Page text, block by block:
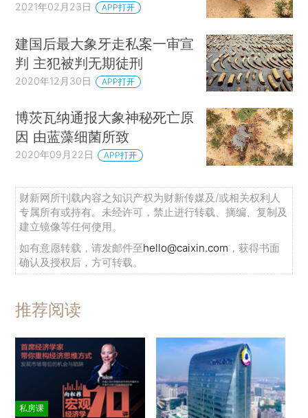
2021年02月23日 APP打开
建国后最大象牙走私案一审宣
判 主犯被判无期徒刑
2020年12月30日 APP打开
博茨瓦纳通报大象神秘死亡原
因 由蓝藻细菌所致
2020年09月22日 APP打开
财新网所刊载内容之知识产权为财新传媒及/或相关权利人
专属所有或持有。未经许可，禁止进行转载、摘编、复制及
建立镜像等任何使用。
如有意愿转载，请发邮件至hello@caixin.com ，获得书面
确认及授权后，方可转载。
推荐阅读
私房课